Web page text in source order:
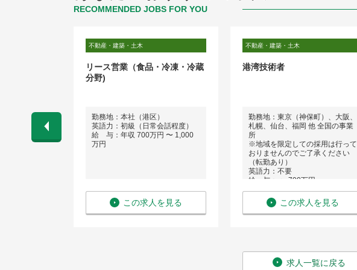
RECOMMENDED JOBS FOR YOU
不動産・建築・土木
リース営業（食品・冷凍・冷蔵
分野)
勤務地：本社（港区）
英語力：初級（日常会話程度）
給 与：年収 700万円 〜 1,000
万円
この求人を見る
不動産・建築・土木
港湾技術者
勤務地：東京（神保町）、大阪、
札幌、仙台、福岡 他 全国の事業
所
※地域を限定しての採用は行って
おりませんのでご了承ください
（転勤あり）
英語力：不要
給 与： 〜 700万円
この求人を見る
求人一覧に戻る